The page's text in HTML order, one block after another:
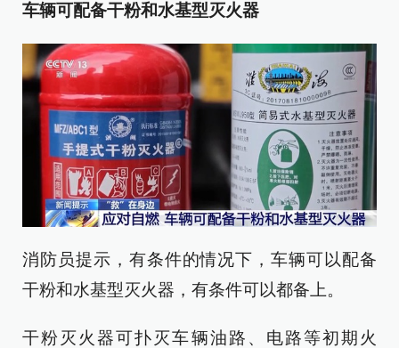
车辆可配备干粉和水基型灭火器
消防员提示，有条件的情况下，车辆可以配备
干粉和水基型灭火器，有条件可以都备上。
干粉灭火器可扑灭车辆油路、电路等初期火